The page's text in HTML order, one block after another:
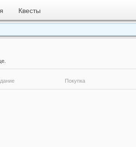
Квесты
Покупка